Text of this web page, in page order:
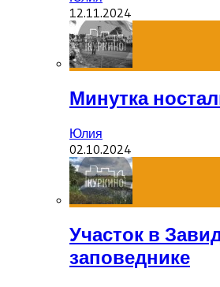
12.11.2024
Минутка
Юлия
02.10.2024
Участок в
заповеднике